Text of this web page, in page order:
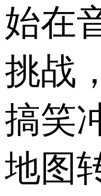
始在
挑战
搞笑
地图